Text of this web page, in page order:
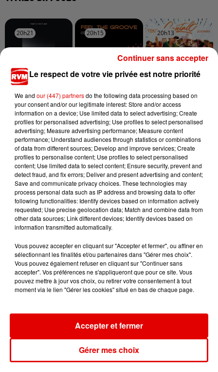
20h21
20h21
OFENBACH, STARSAILOR
Four To The Floor
20h15
20h15
CARTOUCHE
Feel The Groove
20h13
20h13
LA PETITE CULOTTE
Cantalo
L'ACTU DES ARDENNES
Le respect de votre vie privée est notre priorité
We and our (447) partnersdo the following data processing based on
your consent and/or our legitimate interest: Store and/or access
information on a device; Use limited data to select advertising; Create
profiles for personalised advertising; Use profiles to select personalised
advertising; Measure advertising performance; Measure content
performance; Understand audiences through statistics or combinations
of data from different sources; Develop and improve services; Create
profiles to personalise content; Use profiles to select personalised
content; Use limited data to select content; Ensure security, prevent and
detect fraud, and fix errors; Deliver and present advertising and content;
Save and communicate privacy choices. These technologies may
process personal data such as IP address and browsing data to offer
following functionalities: Identify devices based on information actively
requested; Use precise geolocation data; Match and combine data from
other data sources; Link different devices; Identify devices based on
information transmitted automatically.
Vous pouvez accepter en cliquant sur "Accepter et fermer", ou affiner en
sélectionnant les finalités et/ou partenaires dans "Gérer mes choix".
Vous pouvez également refuser en cliquant sur "Continuer sans
accepter". Vos préférences ne s'appliqueront que pour ce site. Vous
pouvez mettre à jour vos choix, ou retirer votre consentement à tout
moment via le lien "Gérer les cookies" situé en bas de chaque page.
Gérer mes choix
Accepter et fermer
Continuer sans accepter